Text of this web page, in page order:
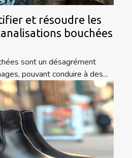
et résoudre les
bouchées
sont un désagrément
pouvant conduire à des...